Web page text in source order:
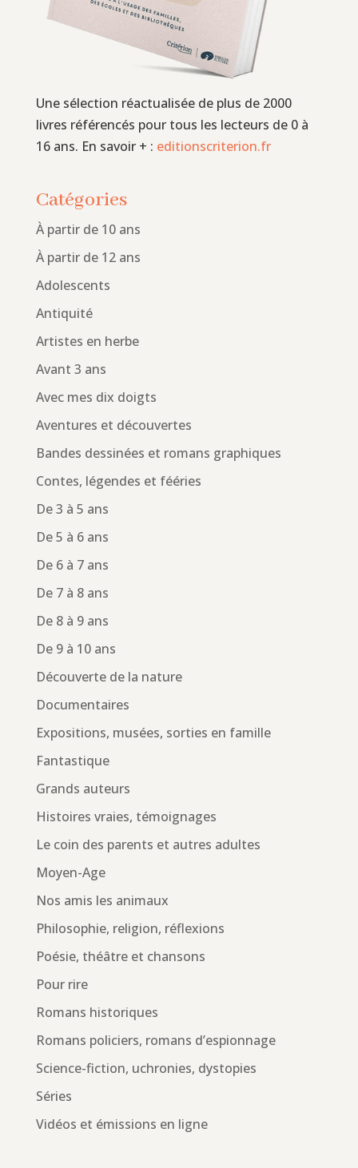
Une sélection réactualisée de plus de 2000
livres référencés pour tous les lecteurs de 0 à
16 ans. En savoir + : editionscriterion.fr
Catégories
À partir de 10 ans
À partir de 12 ans
Adolescents
Antiquité
Artistes en herbe
Avant 3 ans
Avec mes dix doigts
Aventures et découvertes
Bandes dessinées et romans graphiques
Contes, légendes et fééries
De 3 à 5 ans
De 5 à 6 ans
De 6 à 7 ans
De 7 à 8 ans
De 8 à 9 ans
De 9 à 10 ans
Découverte de la nature
Documentaires
Expositions, musées, sorties en famille
Fantastique
Grands auteurs
Histoires vraies, témoignages
Le coin des parents et autres adultes
Moyen-Age
Nos amis les animaux
Philosophie, religion, réflexions
Poésie, théâtre et chansons
Pour rire
Romans historiques
Romans policiers, romans d’espionnage
Science-fiction, uchronies, dystopies
Séries
Vidéos et émissions en ligne